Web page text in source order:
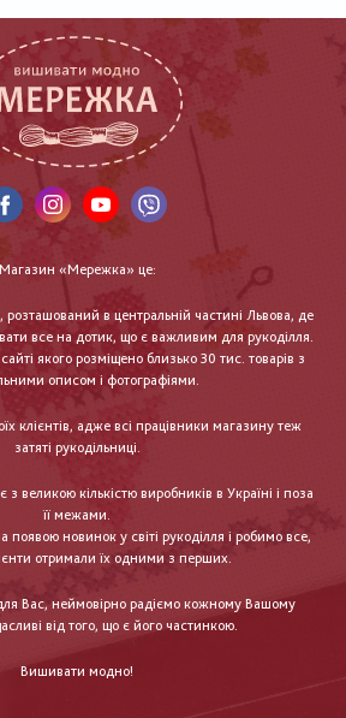
Магазин «Мережка» це:
розташований в центральній частині Львова, де
все на дотик, що є важливим для рукоділля.
якого розміщено близько 30 тис. товарів з
описом і фотографіями.
клієнтів, адже всі працівники магазину теж
затяті рукодільниці.
великою кількістю виробників в Україні і поза
її межами.
новинок у світі рукоділля і робимо все,
отримали їх одними з перших.
Вас, неймовірно радіємо кожному Вашому
від того, що є його частинкою.
Вишивати модно!